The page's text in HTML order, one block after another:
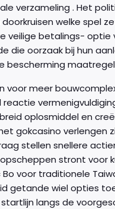
verzameling . Het
welke spel
veilige betalings- optie
oorzaak bij hun
bescherming maatregel
meer
gokcasino verlengen
stellen snellere
stront voor
voor traditionele
getande wiel opties
langs de